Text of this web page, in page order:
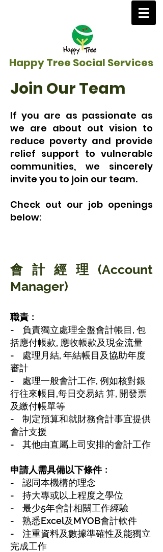
Happy Tree Social Services
Join Our Team
If you are as passionate as
we are about out vision to
reduce poverty and provide
relief support to vulnerable
communities, we sincerely
invite you to join our team.
Check out our job openings
below:
會計經理(Account
Manager)
職責﹕
- 負責獨立處理全盤會計帳目, 包
括應付帳款, 應收帳款及現金流量
- 處理月結, 年結帳目及協助年度
審計
- 處理一般會計工作, 例如核對銀
行往來帳目,每日交易結 算, 開發票
及繳付帳單等
- 制定預算和就財務會計事宜提供
會計支援
- 其他由直屬上司安排的會計工作
申請人需具備以下條件﹕
-
認同本機構的理念
- 持大專或以上程度之學位
- 最少5年會計相關工作經驗
- 熟悉Excel及MYOB會計軟件
- 注重資料及數據準確性及能獨立
完成工作